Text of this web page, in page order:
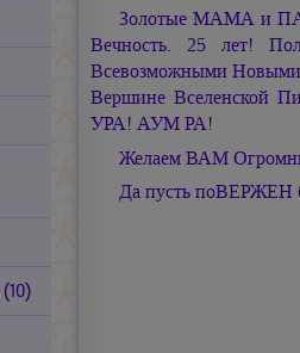
(10)
Золотые МАМА и
Вечность. 25 лет!
Всевозможными Новыми
Вершине Вселенской
УРА! АУМ РА!
Желаем ВАМ
Да пусть поВЕРЖЕН